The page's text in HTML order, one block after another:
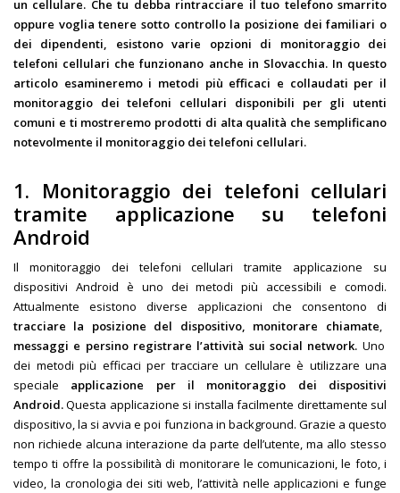
un cellulare. Che tu debba rintracciare il tuo telefono smarrito
oppure voglia tenere sotto controllo la posizione dei familiari o
dei dipendenti, esistono varie opzioni di monitoraggio dei
telefoni cellulari che funzionano anche in Slovacchia. In questo
articolo esamineremo i metodi più efficaci e collaudati per il
monitoraggio dei telefoni cellulari disponibili per gli utenti
comuni e ti mostreremo prodotti di alta qualità che semplificano
notevolmente il monitoraggio dei telefoni cellulari.
1. Monitoraggio dei telefoni cellulari
tramite applicazione su telefoni
Android
Il monitoraggio dei telefoni cellulari tramite applicazione su
dispositivi Android è uno dei metodi più accessibili e comodi.
Attualmente esistono diverse applicazioni che consentono di
tracciare la posizione del dispositivo, monitorare chiamate,
messaggi e persino registrare l’attività sui social network. Uno
dei metodi più efficaci per tracciare un cellulare è utilizzare una
speciale applicazione per il monitoraggio dei dispositivi
Android.Questa applicazione si installa facilmente direttamente sul
dispositivo, la si avvia e poi funziona in background. Grazie a questo
non richiede alcuna interazione da parte dell’utente, ma allo stesso
tempo ti offre la possibilità di monitorare le comunicazioni, le foto, i
video, la cronologia dei siti web, l’attività nelle applicazioni e funge